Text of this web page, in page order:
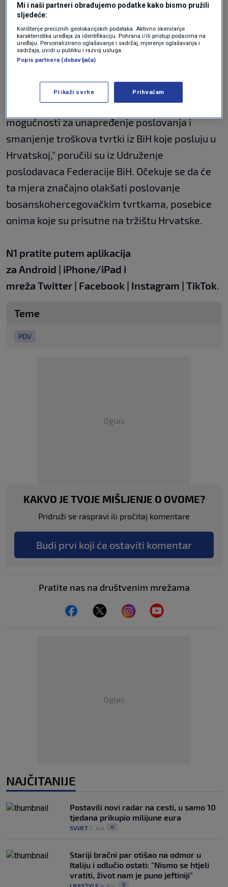
prijedloge nadležnim hrvatskim tijelima s
ciljem usvajanja i primjene ove mjere.
"Ova promjena donosi značajne uštede za
troškove za čak 25 posto, što je trenutačna
stopa PDV-a u Hrvatskoj. To otvara nove
mogućnosti za unapređenje poslovanja i
smanjenje troškova tvrtki iz BiH koje posluju u
Hrvatskoj," poručili su iz Udruženje
poslodavaca Federacije BiH. Očekuje se da će
ta mjera značajno olakšati poslovanje
bosanskohercegovačkim tvrtkama, posebice
onima koje su prisutne na tržištu Hrvatske.
N1 pratite putem aplikacija
za Android | iPhone/iPad i
mreža Twitter | Facebook | Instagram | TikTok.
Teme
PDV
Oglas
KAKVO JE TVOJE MIŠLJENJE O OVOME?
Pridruži se raspravi ili pročitaj komentare
Budi prvi koji će ostaviti komentar
Pratite nas na društvenim mrežama
Oglas
NAJČITANIJE
Postavili novi radar na cesti, u samo 10
tjedana prikupio milijune eura
SVIJET 5. kol. 0
Stariji bračni par otišao na odmor u
Italiju i odlučio ostati: "Nismo se htjeli
vratiti, život nam je puno jeftiniji"
LIFESTYLE 4. kol. 0
Mi i naši partneri obrađujemo podatke kako bismo pružili
sljedeće:
Korištenje preciznih geolokacijskih podataka. Aktivno skeniranje
karakteristika uređaja za identifikaciju. Pohrana i/ili pristup podacima na
uređaju. Personalizirano oglašavanje i sadržaj, mjerenje oglašavanja i
sadržaja, uvidi u publiku i razvoj usluga.
Popis partnera (dobavljača)
Prikaži svrhe Prihvaćam